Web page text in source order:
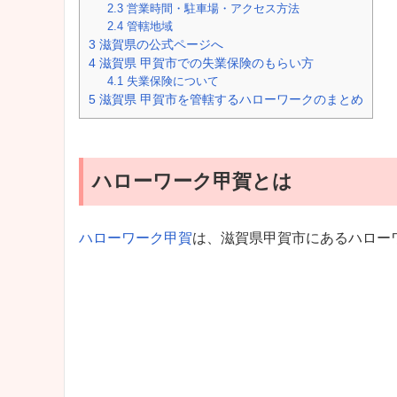
2.3 営業時間・駐車場・アクセス方法
2.4 管轄地域
3 滋賀県の公式ページへ
4 滋賀県 甲賀市での失業保険のもらい方
4.1 失業保険について
5 滋賀県 甲賀市を管轄するハローワークのまとめ
ハローワーク甲賀とは
ハローワーク甲賀は、滋賀県甲賀市にあるハロー